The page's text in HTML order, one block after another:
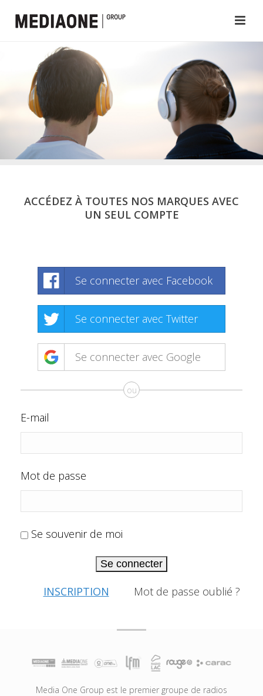
ACCÉDEZ À TOUTES NOS MARQUES AVEC
UN SEUL COMPTE
Se connecter avec Facebook
Se connecter avec Twitter
Se connecter avec Google
ou
E-mail
Mot de passe
Se souvenir de moi
Se connecter
INSCRIPTION Mot de passe oublié ?
Media One Group est le premier groupe de radios